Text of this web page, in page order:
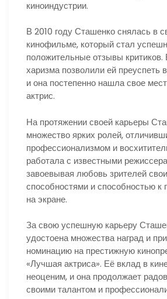
киноиндустрии.
В 2010 году Сташенко снялась в
кинофильме, который стал
положительные отзывы критиков.
харизма позволили ей преуспеть
и она постепенно нашла свое
актрис.
На протяжении своей карьеры
множество ярких ролей,
профессионализмом и
работала с известными
завоевывая любовь зрителей
способностями и способностью к
на экране.
За свою успешную карьеру
удостоена множества наград и
номинацию на престижную
«Лучшая актриса». Её вклад в
неоценим, и она продолжает
своими талантом и